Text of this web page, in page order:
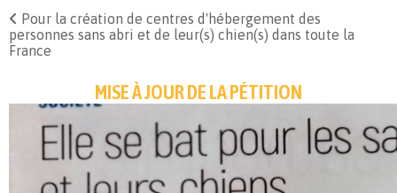
Pour la création de centres d'hébergement des
personnes sans abri et de leur(s) chien(s) dans toute la
France
MISE À JOUR DE LA PÉTITION